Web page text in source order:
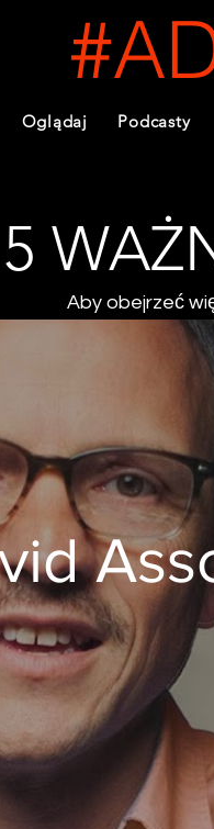
Oglądaj Podcasty
5
Aby obejrzeć